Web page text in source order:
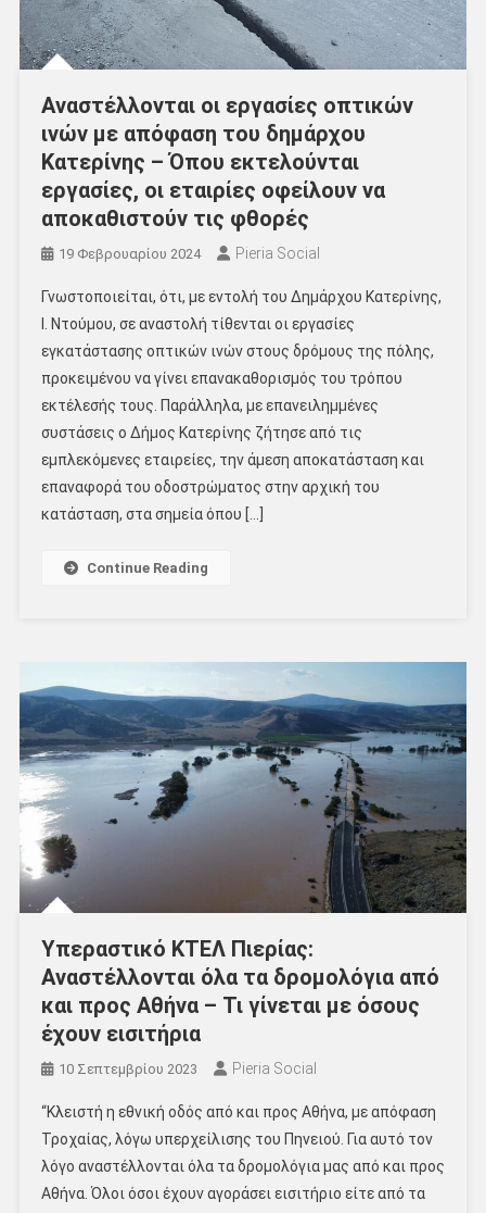
Αναστέλλονται οι εργασίες οπτικών
ινών με απόφαση του δημάρχου
Κατερίνης – Όπου εκτελούνται
εργασίες, οι εταιρίες οφείλουν να
αποκαθιστούν τις φθορές
19 Φεβρουαρίου 2024 Pieria Social
Γνωστοποιείται, ότι, με εντολή του Δημάρχου Κατερίνης,
Ι. Ντούμου, σε αναστολή τίθενται οι εργασίες
εγκατάστασης οπτικών ινών στους δρόμους της πόλης,
προκειμένου να γίνει επανακαθορισμός του τρόπου
εκτέλεσής τους. Παράλληλα, με επανειλημμένες
συστάσεις ο Δήμος Κατερίνης ζήτησε από τις
εμπλεκόμενες εταιρείες, την άμεση αποκατάσταση και
επαναφορά του οδοστρώματος στην αρχική του
κατάσταση, στα σημεία όπου […]
Continue Reading
Υπεραστικό ΚΤΕΛ Πιερίας:
Αναστέλλονται όλα τα δρομολόγια από
και προς Αθήνα – Τι γίνεται με όσους
έχουν εισιτήρια
10 Σεπτεμβρίου 2023 Pieria Social
“Κλειστή η εθνική οδός από και προς Αθήνα, με απόφαση
Τροχαίας, λόγω υπερχείλισης του Πηνειού. Για αυτό τον
λόγο αναστέλλονται όλα τα δρομολόγια μας από και προς
Αθήνα. Όλοι όσοι έχουν αγοράσει εισιτήριο είτε από τα